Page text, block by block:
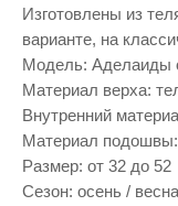
Изготовлены из
варианте, на
Модель: Аделаиды
Материал верха:
Внутренний
Материал подошвы:
Размер: от 32 до 52
Сезон: осень / весна